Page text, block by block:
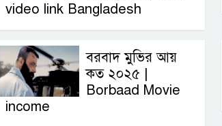
video link Bangladesh
বরবাদ মুভির আয়
কত ২০২৫ |
Borbaad Movie
income